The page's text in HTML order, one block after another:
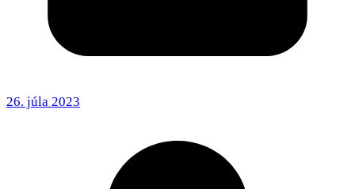
26. júla 2023